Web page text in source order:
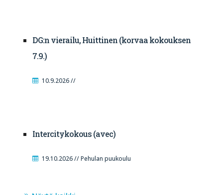
DG:n vierailu, Huittinen (korvaa kokouksen
7.9.)
10.9.2026 //
Intercitykokous (avec)
19.10.2026 // Pehulan puukoulu